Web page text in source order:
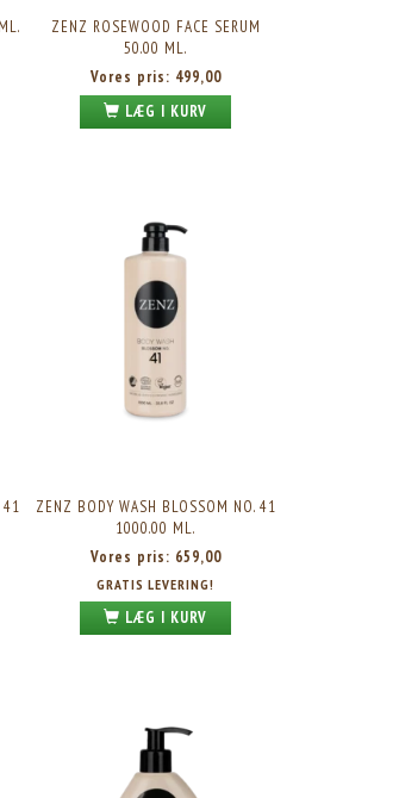
ZENZ ROSEWOOD FACE SERUM
50.00 ML.
Vores pris: 499,00
LÆG I KURV
41
ZENZ BODY WASH BLOSSOM NO. 41
1000.00 ML.
Vores pris: 659,00
GRATIS LEVERING!
LÆG I KURV